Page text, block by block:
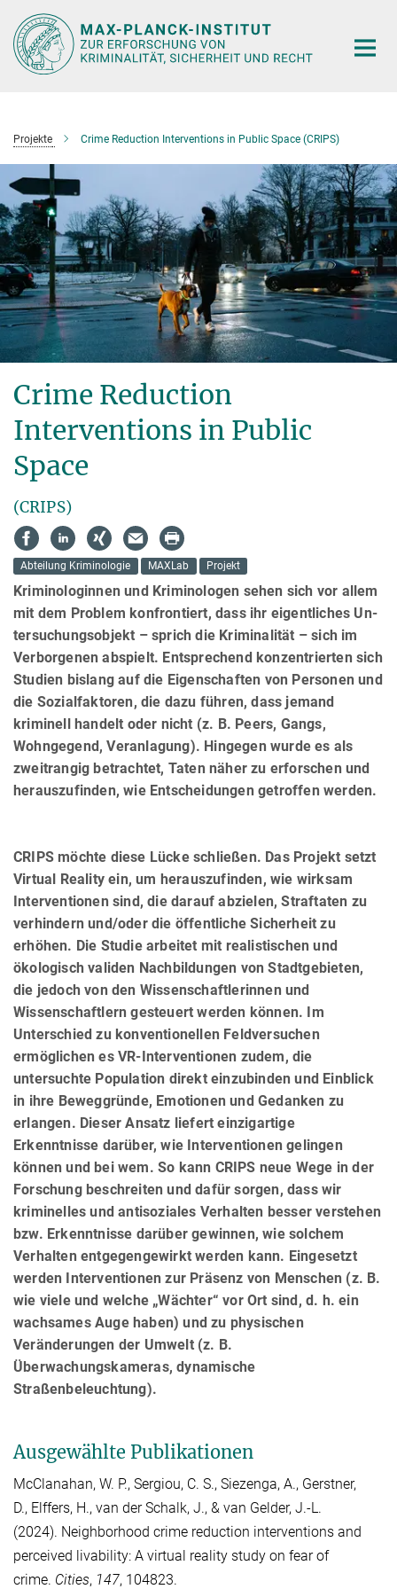
Hauptinhalt
Projekte Crime Reduction Interventions in Public Space (CRIPS)
Crime Reduction
Interventions in Public
Space
(CRIPS)
Abteilung Kriminologie MAXLab Projekt
Kriminologinnen und Kriminologen sehen sich vor allem
mit dem Problem konfrontiert, dass ihr eigentliches Un­
ter­su­chungsobjekt – sprich die Kriminalität – sich im
Verborgenen abspielt. Entsprechend konzentrierten sich
Studien bislang auf die Eigenschaften von Personen und
die Sozialfaktoren, die dazu führen, dass jemand
kriminell handelt oder nicht (z. B. Peers, Gangs,
Wohngegend, Veranlagung). Hingegen wurde es als
zweitrangig betrachtet, Taten näher zu erforschen und
herauszufinden, wie Entscheidungen getroffen werden.
CRIPS möchte diese Lücke schließen. Das Projekt setzt
Virtual Reality ein, um herauszufinden, wie wirksam
Inter­ven­tio­nen sind, die darauf abzielen, Straftaten zu
verhindern und/oder die öffentliche Sicherheit zu
erhöhen. Die Studie arbeitet mit realistischen und
ökologisch validen Nachbildungen von Stadtgebieten,
die jedoch von den Wissenschaftlerinnen und
Wissenschaftlern gesteuert werden können. Im
Unterschied zu konventionellen Feld­versu­chen
ermöglichen es VR-Interventionen zudem, die
untersuchte Population direkt einzubinden und Einblick
in ihre Beweggründe, Emotionen und Gedanken zu
erlangen. Dieser Ansatz liefert einzigartige
Erkenntnisse darüber, wie Interventionen gelingen
können und bei wem. So kann CRIPS neue Wege in der
Forschung beschreiten und dafür sorgen, dass wir
kriminelles und antisoziales Verhalten besser verstehen
bzw. Erkenntnisse darüber gewinnen, wie solchem
Verhalten entgegengewirkt werden kann. Eingesetzt
werden Interventionen zur Präsenz von Menschen (z. B.
wie viele und welche „Wächter“ vor Ort sind, d. h. ein
wachsames Auge haben) und zu physischen
Veränderungen der Umwelt (z. B.
Überwachungskameras, dynamische
Straßenbeleuchtung).
Ausgewählte Publikationen
McClanahan, W. P., Sergiou, C. S., Siezenga, A., Gerstner,
D., Elffers, H., van der Schalk, J., & van Gelder, J.-L.
(2024). Neighborhood crime reduction interventions and
perceived livability: A virtual reality study on fear of
crime. Cities, 147, 104823.